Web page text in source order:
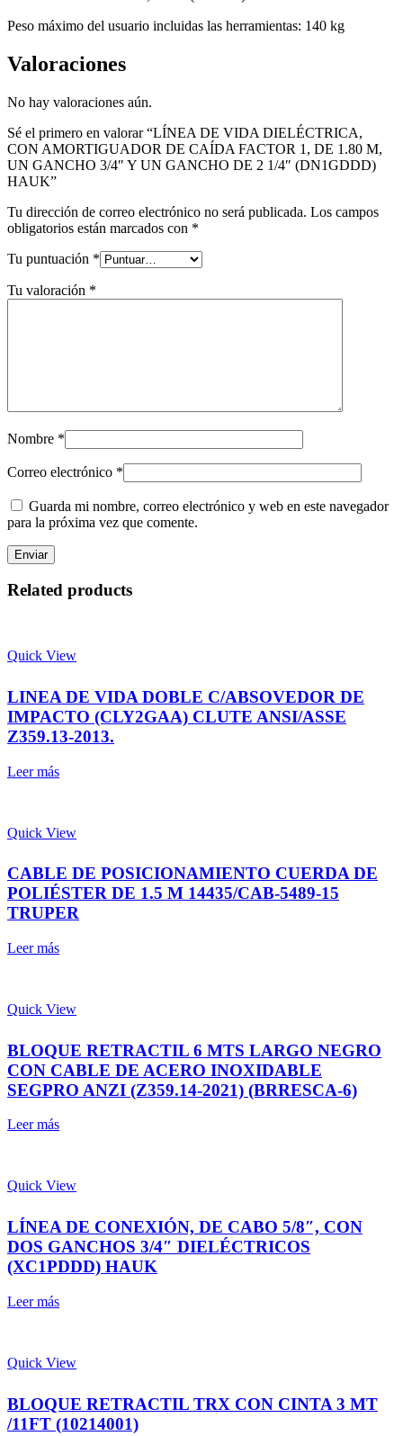
Peso máximo del usuario incluidas las herramientas: 140 kg
Valoraciones
No hay valoraciones aún.
Sé el primero en valorar “LÍNEA DE VIDA DIELÉCTRICA,
CON AMORTIGUADOR DE CAÍDA FACTOR 1, DE 1.80 M,
UN GANCHO 3/4″ Y UN GANCHO DE 2 1/4″ (DN1GDDD)
HAUK”
Tu dirección de correo electrónico no será publicada. Los campos
obligatorios están marcados con *
Tu puntuación *
Tu valoración *
Nombre *
Correo electrónico *
Guarda mi nombre, correo electrónico y web en este navegador
para la próxima vez que comente.
Related products
Quick View
LINEA DE VIDA DOBLE C/ABSOVEDOR DE
IMPACTO (CLY2GAA) CLUTE ANSI/ASSE
Z359.13-2013.
Leer más
Quick View
CABLE DE POSICIONAMIENTO CUERDA DE
POLIÉSTER DE 1.5 M 14435/CAB-5489-15
TRUPER
Leer más
Quick View
BLOQUE RETRACTIL 6 MTS LARGO NEGRO
CON CABLE DE ACERO INOXIDABLE
SEGPRO ANZI (Z359.14-2021) (BRRESCA-6)
Leer más
Quick View
LÍNEA DE CONEXIÓN, DE CABO 5/8″, CON
DOS GANCHOS 3/4″ DIELÉCTRICOS
(XC1PDDD) HAUK
Leer más
Quick View
BLOQUE RETRACTIL TRX CON CINTA 3 MT
/11FT (10214001)